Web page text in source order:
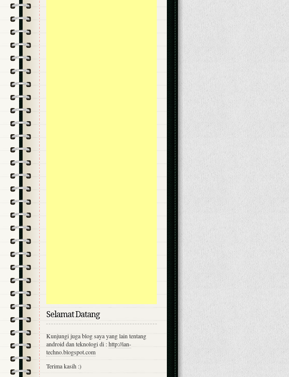
Selamat Datang
Kunjungi juga blog saya yang lain tentang
android dan teknologi di :http://ian-
techno.blogspot.com
Terima kasih :)